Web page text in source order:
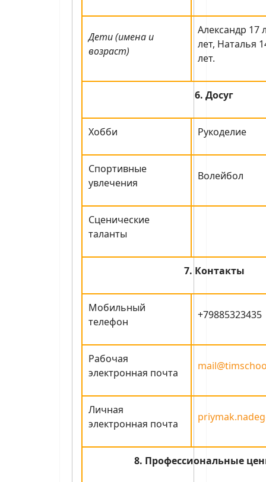
Дети (имена и
возраст)
Александр 17
лет, Наталья
лет.
6. Досуг
Хобби Рукоделие
Спортивные
увлечения
Волейбол
Сценические
таланты
7. Контакты
Мобильный
телефон
+79885323435
Рабочая
электронная почта
Личная
электронная почта
8. Профессиональные